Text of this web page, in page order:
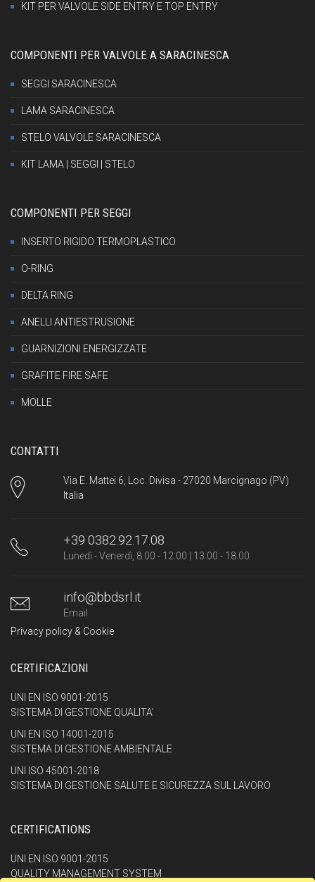
KIT PER VALVOLE SIDE ENTRY E TOP ENTRY
COMPONENTI PER VALVOLE A SARACINESCA
SEGGI SARACINESCA
LAMA SARACINESCA
STELO VALVOLE SARACINESCA
KIT LAMA | SEGGI | STELO
COMPONENTI PER SEGGI
INSERTO RIGIDO TERMOPLASTICO
O-RING
DELTA RING
ANELLI ANTIESTRUSIONE
GUARNIZIONI ENERGIZZATE
GRAFITE FIRE SAFE
MOLLE
CONTATTI
Via E. Mattei 6, Loc. Divisa - 27020 Marcignago (PV)
Italia
+39 0382.92.17.08
Lunedì - Venerdì, 8.00 - 12.00 | 13.00 - 18.00
info@bbdsrl.it
Email
Privacy policy & Cookie
CERTIFICAZIONI
UNI EN ISO 9001-2015
SISTEMA DI GESTIONE QUALITA’
UNI EN ISO 14001-2015
SISTEMA DI GESTIONE AMBIENTALE
UNI ISO 45001-2018
SISTEMA DI GESTIONE SALUTE E SICUREZZA SUL LAVORO
CERTIFICATIONS
UNI EN ISO 9001-2015
QUALITY MANAGEMENT SYSTEM